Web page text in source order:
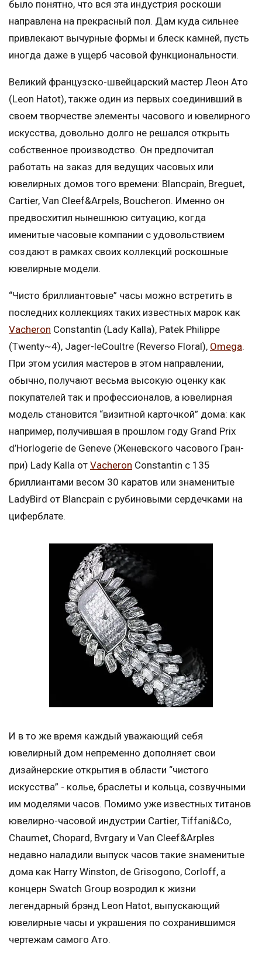
было понятно, что вся эта индустрия роскоши
направлена на прекрасный пол. Дам куда сильнее
привлекают вычурные формы и блеск камней, пусть
иногда даже в ущерб часовой функциональности.
Великий французско-швейцарский мастер Леон Ато
(Leon Hatot), также один из первых соединивший в
своем творчестве элементы часового и ювелирного
искусства, довольно долго не решался открыть
собственное производство. Он предпочитал
работать на заказ для ведущих часовых или
ювелирных домов того времени: Blancpain, Breguet,
Cartier, Van Cleef&Arpels, Boucheron. Именно он
предвосхитил нынешнюю ситуацию, когда
именитые часовые компании с удовольствием
создают в рамках своих коллекций роскошные
ювелирные модели.
“Чисто бриллиантовые” часы можно встретить в
последних коллекциях таких известных марок как
Vacheron Constantin (Lady Kalla), Patek Philippe
(Twenty~4), Jager-leCoultre (Reverso Floral), Omega.
При этом усилия мастеров в этом направлении,
обычно, получают весьма высокую оценку как
покупателей так и профессионалов, а ювелирная
модель становится “визитной карточкой” дома: как
например, получившая в прошлом году Grand Prix
d’Horlogerie de Geneve (Женевского часового Гран-
при) Lady Kalla от Vacheron Constantin с 135
бриллиантами весом 30 каратов или знаменитые
LadyBird от Blancpain с рубиновыми сердечками на
циферблате.
И в то же время каждый уважающий себя
ювелирный дом непременно дополняет свои
дизайнерские открытия в области “чистого
искусства” - колье, браслеты и кольца, созвучными
им моделями часов. Помимо уже известных титанов
ювелирно-часовой индустрии Cartier, Tiffani&Co,
Chaumet, Chopard, Bvrgary и Van Cleef&Arples
недавно наладили выпуск часов такие знаменитые
дома как Harry Winston, de Grisogono, Corloff, а
концерн Swatch Group возродил к жизни
легендарный брэнд Leon Hatot, выпускающий
ювелирные часы и украшения по сохранившимся
чертежам самого Ато.